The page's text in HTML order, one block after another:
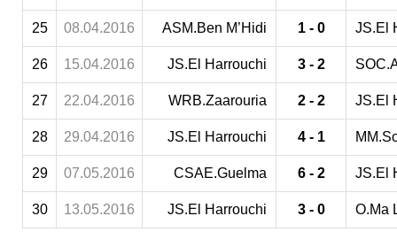
25 08.04.2016 ASM.Ben M’Hidi 1 - 0 JS.El
26 15.04.2016 JS.El Harrouchi 3 - 2
27 22.04.2016 WRB.Zaarouria 2 - 2 JS.El
28 29.04.2016 JS.El Harrouchi 4 - 1
29 07.05.2016 CSAE.Guelma 6 - 2 JS.El
30 13.05.2016 JS.El Harrouchi 3 - 0 O.Ma